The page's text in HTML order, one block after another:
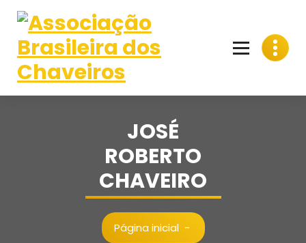
para
conteúdo
JOSÉ
ROBERTO
CHAVEIRO
Página inicial-